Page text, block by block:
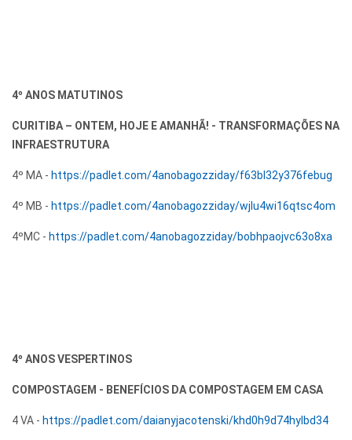
4º ANOS MATUTINOS
CURITIBA – ONTEM, HOJE E AMANHÃ! - TRANSFORMAÇÕES NA
INFRAESTRUTURA
4º MA - https://padlet.com/4anobagozziday/f63bl32y376febug
4º MB - https://padlet.com/4anobagozziday/wjlu4wi16qtsc4om
4ºMC - https://padlet.com/4anobagozziday/bobhpaojvc63o8xa
4º ANOS VESPERTINOS
COMPOSTAGEM - BENEFÍCIOS DA COMPOSTAGEM EM CASA
4 VA - https://padlet.com/daianyjacotenski/khd0h9d74hylbd34